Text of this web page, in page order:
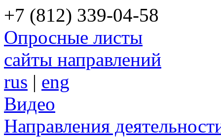
+7 (812) 339-04-58
Опросные листы
сайты направлений
rus | eng
Видео
Направления